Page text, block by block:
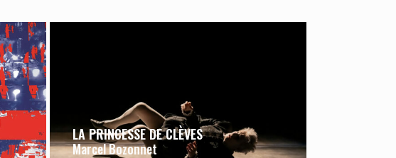
LA PRINCESSE DE CLÈVES
Marcel Bozonnet